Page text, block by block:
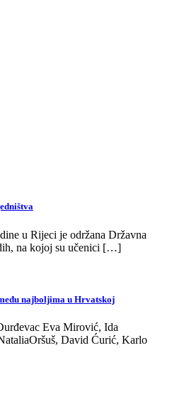
u Rijeci je održana Državna
na kojoj su učenici […]
najboljima u Hrvatskoj
Eva Mirović, Ida
David Ćurić, Karlo